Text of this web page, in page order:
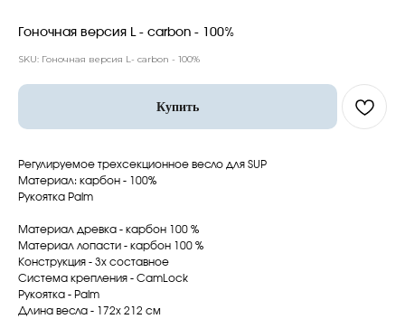
Гоночная версия L - carbon - 100%
SKU: Гоночная версия L- carbon - 100%
Купить
Регулируемое трехсекционное весло для SUP
Материал: карбон - 100%
Рукоятка Palm
Материал древка - карбон 100 %
Материал лопасти - карбон 100 %
Конструкция - 3х составное
Система крепления - CamLock
Рукоятка - Palm
Длина весла - 172х 212 см